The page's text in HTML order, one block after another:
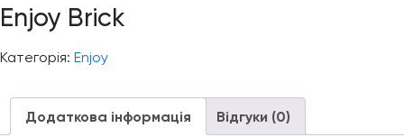
Enjoy Brick
Категорія: Enjoy
Додаткова інформація Відгуки (0)